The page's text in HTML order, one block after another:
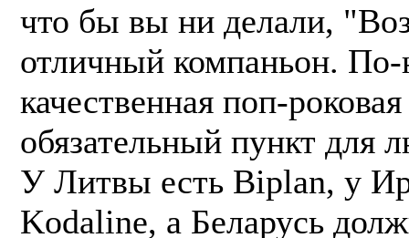
что бы вы ни делали,
отличный компаньон.
качественная поп-
обязательный пункт для
У Литвы есть Biplan, у
Kodaline, а Беларусь